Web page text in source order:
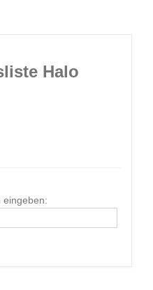
Halo
eingeben: